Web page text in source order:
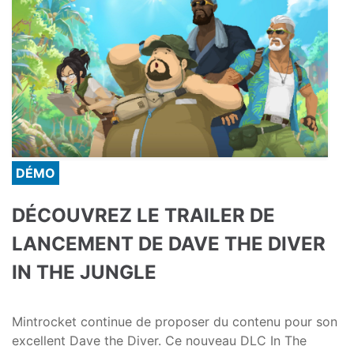
DÉMO
DÉCOUVREZ LE TRAILER DE
LANCEMENT DE DAVE THE DIVER
IN THE JUNGLE
Mintrocket continue de proposer du contenu pour son
excellent Dave the Diver. Ce nouveau DLC In The